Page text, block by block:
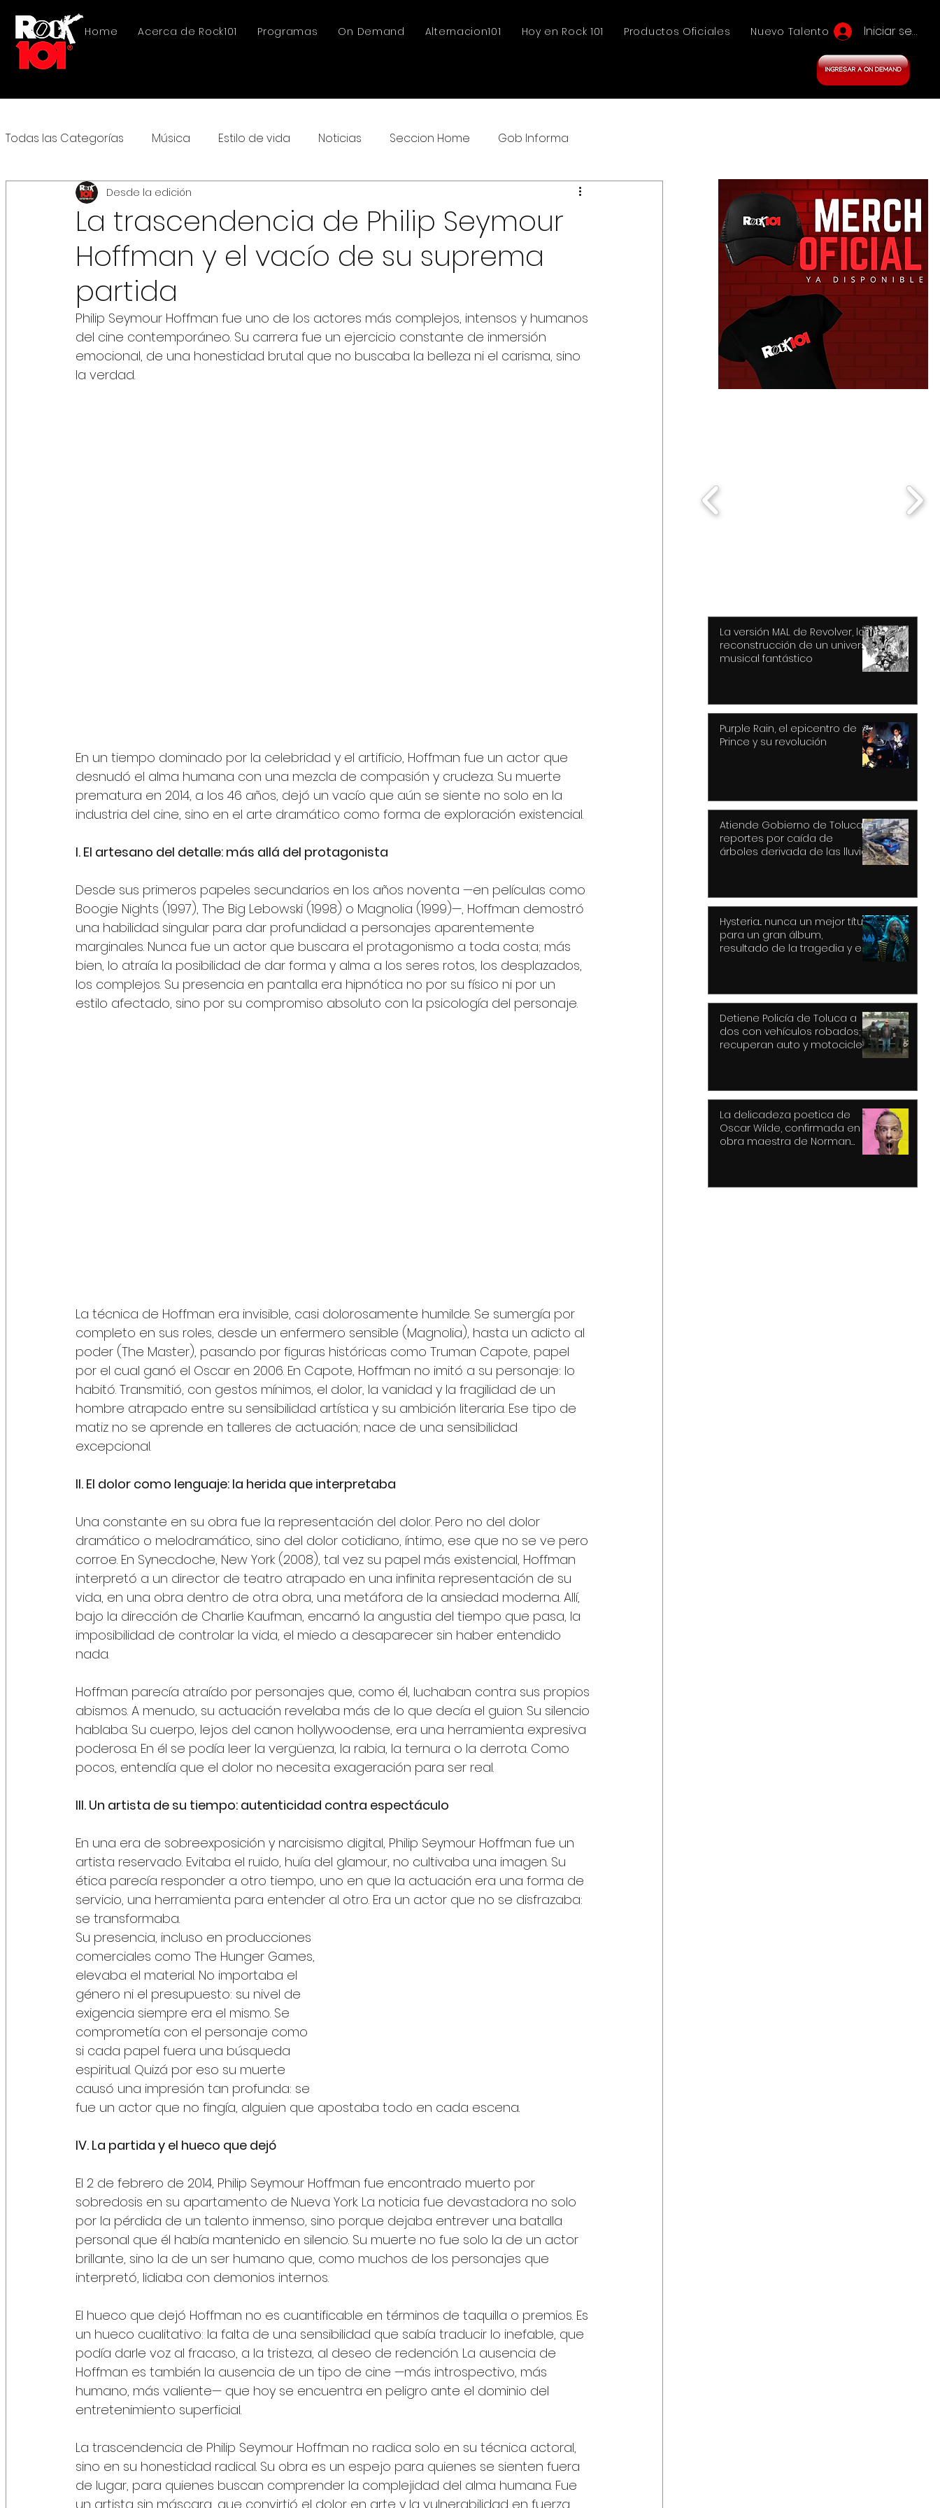
Home Acerca de Rock101 Programas On Demand Alternacion101 Hoy en Rock 101 Productos Oficiales Nuevo Talento Iniciar sesión
Todas las Categorías Música Estilo de vida Noticias Seccion Home Gob Informa
La trascendencia de Philip Seymour
Hoffman y el vacío de su suprema
partida
Desde la edición
Philip Seymour Hoffman fue uno de los actores más complejos, intensos y humanos
del cine contemporáneo. Su carrera fue un ejercicio constante de inmersión
emocional, de una honestidad brutal que no buscaba la belleza ni el carisma, sino
la verdad.
En un tiempo dominado por la celebridad y el artificio, Hoffman fue un actor que
desnudó el alma humana con una mezcla de compasión y crudeza. Su muerte
prematura en 2014, a los 46 años, dejó un vacío que aún se siente no solo en la
industria del cine, sino en el arte dramático como forma de exploración existencial.
I. El artesano del detalle: más allá del protagonista
Desde sus primeros papeles secundarios en los años noventa —en películas como
Boogie Nights (1997), The Big Lebowski (1998) o Magnolia (1999)—, Hoffman demostró
una habilidad singular para dar profundidad a personajes aparentemente
marginales. Nunca fue un actor que buscara el protagonismo a toda costa; más
bien, lo atraía la posibilidad de dar forma y alma a los seres rotos, los desplazados,
los complejos. Su presencia en pantalla era hipnótica no por su físico ni por un
estilo afectado, sino por su compromiso absoluto con la psicología del personaje.
La técnica de Hoffman era invisible, casi dolorosamente humilde. Se sumergía por
completo en sus roles, desde un enfermero sensible (Magnolia), hasta un adicto al
poder (The Master), pasando por figuras históricas como Truman Capote, papel
por el cual ganó el Oscar en 2006. En Capote, Hoffman no imitó a su personaje: lo
habitó. Transmitió, con gestos mínimos, el dolor, la vanidad y la fragilidad de un
hombre atrapado entre su sensibilidad artística y su ambición literaria. Ese tipo de
matiz no se aprende en talleres de actuación; nace de una sensibilidad
excepcional.
II. El dolor como lenguaje: la herida que interpretaba
Una constante en su obra fue la representación del dolor. Pero no del dolor
dramático o melodramático, sino del dolor cotidiano, íntimo, ese que no se ve pero
corroe. En Synecdoche, New York (2008), tal vez su papel más existencial, Hoffman
interpretó a un director de teatro atrapado en una infinita representación de su
vida, en una obra dentro de otra obra, una metáfora de la ansiedad moderna. Allí,
bajo la dirección de Charlie Kaufman, encarnó la angustia del tiempo que pasa, la
imposibilidad de controlar la vida, el miedo a desaparecer sin haber entendido
nada.
Hoffman parecía atraído por personajes que, como él, luchaban contra sus propios
abismos. A menudo, su actuación revelaba más de lo que decía el guion. Su silencio
hablaba. Su cuerpo, lejos del canon hollywoodense, era una herramienta expresiva
poderosa. En él se podía leer la vergüenza, la rabia, la ternura o la derrota. Como
pocos, entendía que el dolor no necesita exageración para ser real.
III. Un artista de su tiempo: autenticidad contra espectáculo
En una era de sobreexposición y narcisismo digital, Philip Seymour Hoffman fue un
artista reservado. Evitaba el ruido, huía del glamour, no cultivaba una imagen. Su
ética parecía responder a otro tiempo, uno en que la actuación era una forma de
servicio, una herramienta para entender al otro. Era un actor que no se disfrazaba:
se transformaba.
Su presencia, incluso en producciones
comerciales como The Hunger Games,
elevaba el material. No importaba el
género ni el presupuesto: su nivel de
exigencia siempre era el mismo. Se
comprometía con el personaje como
si cada papel fuera una búsqueda
espiritual. Quizá por eso su muerte
causó una impresión tan profunda: se
fue un actor que no fingía, alguien que apostaba todo en cada escena.
IV. La partida y el hueco que dejó
El 2 de febrero de 2014, Philip Seymour Hoffman fue encontrado muerto por
sobredosis en su apartamento de Nueva York. La noticia fue devastadora no solo
por la pérdida de un talento inmenso, sino porque dejaba entrever una batalla
personal que él había mantenido en silencio. Su muerte no fue solo la de un actor
brillante, sino la de un ser humano que, como muchos de los personajes que
interpretó, lidiaba con demonios internos.
El hueco que dejó Hoffman no es cuantificable en términos de taquilla o premios. Es
un hueco cualitativo: la falta de una sensibilidad que sabía traducir lo inefable, que
podía darle voz al fracaso, a la tristeza, al deseo de redención. La ausencia de
Hoffman es también la ausencia de un tipo de cine —más introspectivo, más
humano, más valiente— que hoy se encuentra en peligro ante el dominio del
entretenimiento superficial.
La trascendencia de Philip Seymour Hoffman no radica solo en su técnica actoral,
sino en su honestidad radical. Su obra es un espejo para quienes se sienten fuera
de lugar, para quienes buscan comprender la complejidad del alma humana. Fue
un artista sin máscara, que convirtió el dolor en arte y la vulnerabilidad en fuerza
La versión MAL de Revolver, la
reconstrucción de un universo
musical fantástico
Purple Rain, el epicentro de
Prince y su revolución
Atiende Gobierno de Toluca
reportes por caída de
árboles derivada de las lluvias
Hysteria... nunca un mejor título
para un gran álbum,
resultado de la tragedia y el
Detiene Policía de Toluca a
dos con vehículos robados;
recuperan auto y motocicleta
La delicadeza poetica de
Oscar Wilde, confirmada en la
obra maestra de Norman